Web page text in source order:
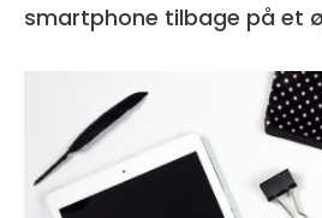
smartphone tilbage på et